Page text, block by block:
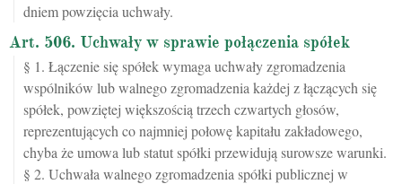
dniem powzięcia uchwały.
Art. 506. Uchwały w sprawie połączenia spółek
§ 1. Łączenie się spółek wymaga uchwały zgromadzenia
wspólników lub walnego zgromadzenia każdej z łączących się
spółek, powziętej większością trzech czwartych głosów,
reprezentujących co najmniej połowę kapitału zakładowego,
chyba że umowa lub statut spółki przewidują surowsze warunki.
§ 2. Uchwała walnego zgromadzenia spółki publicznej w